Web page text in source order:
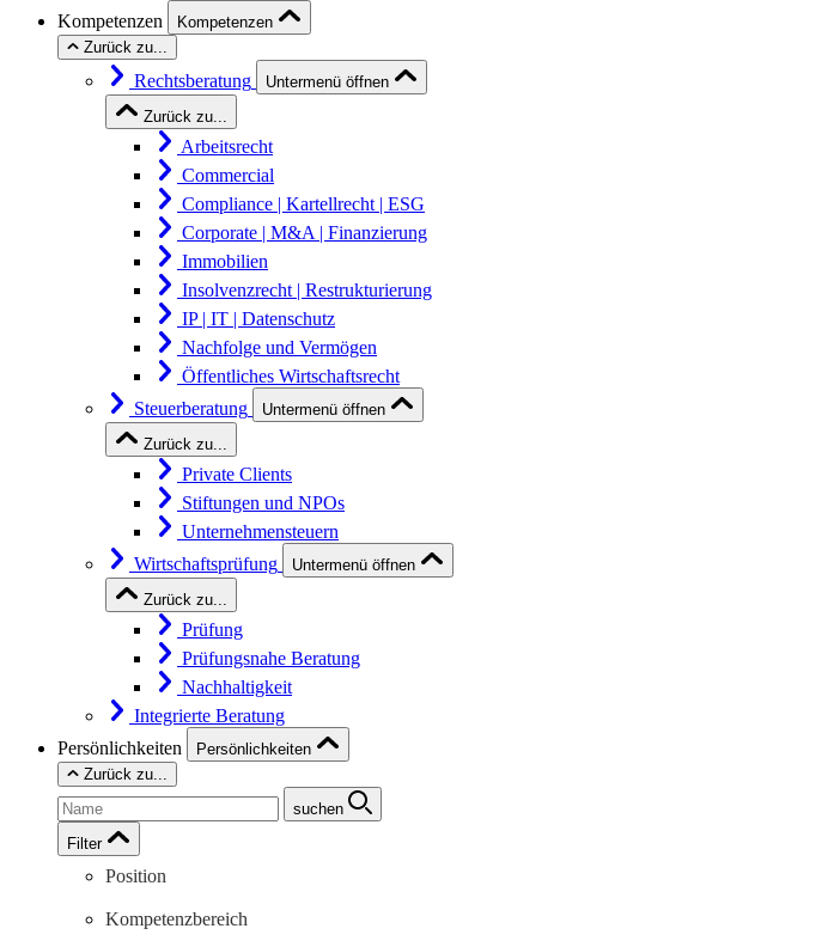
Kompetenzen
Kompetenzen
Zurück zu...
Rechtsberatung
Untermenü öffnen
Zurück zu...
Arbeitsrecht
Commercial
Compliance | Kartellrecht | ESG
Corporate | M&A | Finanzierung
Immobilien
Insolvenzrecht | Restrukturierung
IP | IT | Datenschutz
Nachfolge und Vermögen
Öffentliches Wirtschaftsrecht
Steuerberatung
Untermenü öffnen
Zurück zu...
Private Clients
Stiftungen und NPOs
Unternehmensteuern
Wirtschaftsprüfung
Untermenü öffnen
Zurück zu...
Prüfung
Prüfungsnahe Beratung
Nachhaltigkeit
Integrierte Beratung
Persönlichkeiten
Persönlichkeiten
Zurück zu...
suchen
Filter
Position
Kompetenzbereich